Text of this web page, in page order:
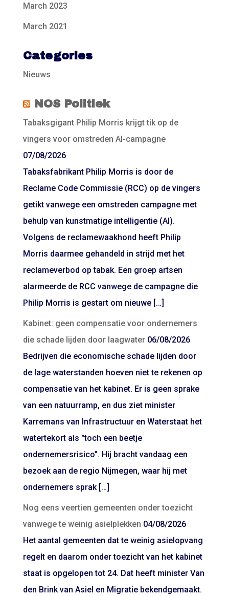
March 2023
March 2021
Categories
Nieuws
NOS Politiek
Tabaksgigant Philip Morris krijgt tik op de
vingers voor omstreden AI-campagne
07/08/2026
Tabaksfabrikant Philip Morris is door de
Reclame Code Commissie (RCC) op de vingers
getikt vanwege een omstreden campagne met
behulp van kunstmatige intelligentie (AI).
Volgens de reclamewaakhond heeft Philip
Morris daarmee gehandeld in strijd met het
reclameverbod op tabak. Een groep artsen
alarmeerde de RCC vanwege de campagne die
Philip Morris is gestart om nieuwe […]
Kabinet: geen compensatie voor ondernemers
die schade lijden door laagwater 06/08/2026
Bedrijven die economische schade lijden door
de lage waterstanden hoeven niet te rekenen op
compensatie van het kabinet. Er is geen sprake
van een natuurramp, en dus ziet minister
Karremans van Infrastructuur en Waterstaat het
watertekort als "toch een beetje
ondernemersrisico". Hij bracht vandaag een
bezoek aan de regio Nijmegen, waar hij met
ondernemers sprak […]
Nog eens veertien gemeenten onder toezicht
vanwege te weinig asielplekken 04/08/2026
Het aantal gemeenten dat te weinig asielopvang
regelt en daarom onder toezicht van het kabinet
staat is opgelopen tot 24. Dat heeft minister Van
den Brink van Asiel en Migratie bekendgemaakt.